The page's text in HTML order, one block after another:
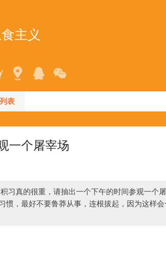
主义
表
一个屠宰场
习真的很重，请抽出一个下午的时间参观一个
惯，最好不要鲁莽从事，连根拔起，因为这样